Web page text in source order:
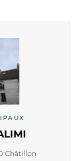
Châtillon